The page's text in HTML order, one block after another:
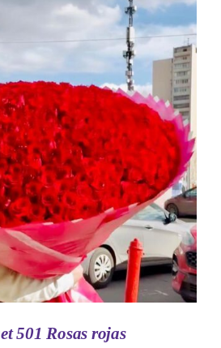
AL CARRITO
/
501 Rosas rojas